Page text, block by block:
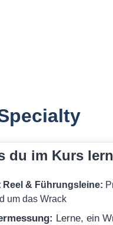
du im Kurs
& Führungsleine:
um das Wrack
Lerne, ein